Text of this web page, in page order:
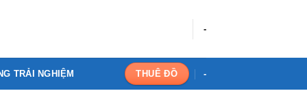
-
TRẢI NGHIỆM THUÊ ĐỒ -